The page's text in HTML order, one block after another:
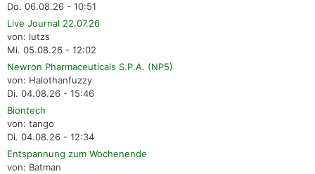
Do. 06.08.26 - 10:51
Live Journal 22.07.26
von: lutzs
Mi. 05.08.26 - 12:02
Newron Pharmaceuticals S.P.A. (NP5)
von: Halothanfuzzy
Di. 04.08.26 - 15:46
Biontech
von: tango
Di. 04.08.26 - 12:34
Entspannung zum Wochenende
von: Batman